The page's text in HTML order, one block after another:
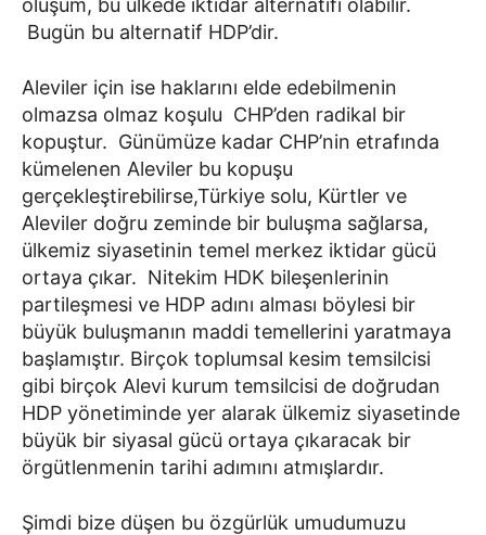
oluşum, bu ülkede iktidar alternatifi olabilir.
Bugün bu alternatif HDP’dir.
Aleviler için ise haklarını elde edebilmenin
olmazsa olmaz koşulu CHP’den radikal bir
kopuştur. Günümüze kadar CHP’nin etrafında
kümelenen Aleviler bu kopuşu
gerçekleştirebilirse,Türkiye solu, Kürtler ve
Aleviler doğru zeminde bir buluşma sağlarsa,
ülkemiz siyasetinin temel merkez iktidar gücü
ortaya çıkar. Nitekim HDK bileşenlerinin
partileşmesi ve HDP adını alması böylesi bir
büyük buluşmanın maddi temellerini yaratmaya
başlamıştır. Birçok toplumsal kesim temsilcisi
gibi birçok Alevi kurum temsilcisi de doğrudan
HDP yönetiminde yer alarak ülkemiz siyasetinde
büyük bir siyasal gücü ortaya çıkaracak bir
örgütlenmenin tarihi adımını atmışlardır.
Şimdi bize düşen bu özgürlük umudumuzu